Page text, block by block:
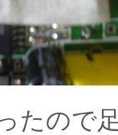
たので